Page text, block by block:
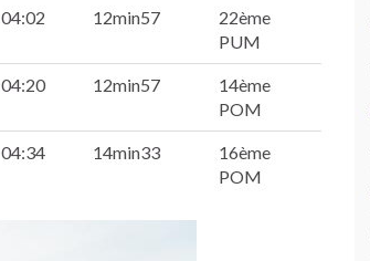
04:02 12min57
22ème
PUM
04:20 12min57
14ème
POM
04:34 14min33
16ème
POM